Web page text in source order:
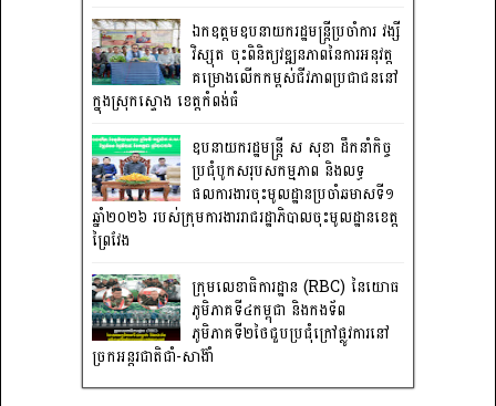
ឯកឧត្តមឧបនាយករដ្ឋមន្រ្តីប្រចាំការ វង្សី
វិស្សុត ចុះពិនិត្យវឌ្ឍនភាពនៃការអនុវត្ត
គម្រោងលើកកម្ពស់ជីវភាពប្រជាជននៅ
ក្នុងស្រុកស្ទោង ខេត្តកំពង់ធំ
ឧបនាយករដ្ឋមន្ត្រី ស សុខា ដឹកនាំកិច្ច
ប្រជុំបូកសរុបសកម្មភាព និងលទ្ធ
ផលការងារចុះមូលដ្ឋានប្រចាំឆមាសទី១
ឆ្នាំ២០២៦ របស់ក្រុមការងាររាជរដ្ឋាភិបាលចុះមូលដ្ឋានខេត្ត
ព្រៃវែង
ក្រុមលេខាធិការដ្ឋាន (RBC) នៃយោធ
ភូមិភាគទី៤កម្ពុជា និងកងទ័ព
ភូមិភាគទី២ថៃជួបប្រជុំក្រៅផ្លូវការនៅ
ច្រកអន្តរជាតិជាំ-សាង៊ាំ